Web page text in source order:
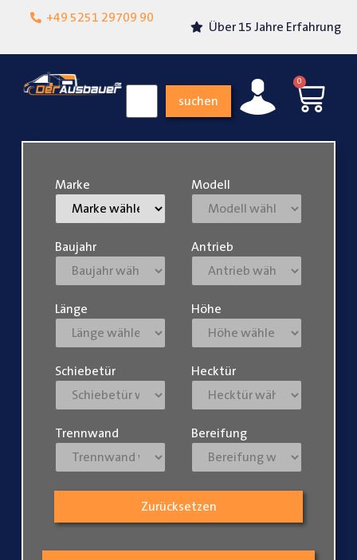
+49 5251 29709 90
Lokalgeschäft in
Über 15 Jahre Erfahrung
suchen
0
Marke Modell
Baujahr Antrieb
Länge Höhe
Schiebetür Hecktür
Trennwand Bereifung
Zurücksetzen